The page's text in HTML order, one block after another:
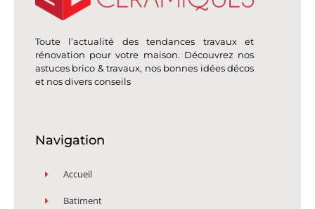
Toute l’actualité des tendances travaux et
rénovation pour votre maison. Découvrez nos
astuces brico & travaux, nos bonnes idées décos
et nos divers conseils
Navigation
Accueil
Batiment